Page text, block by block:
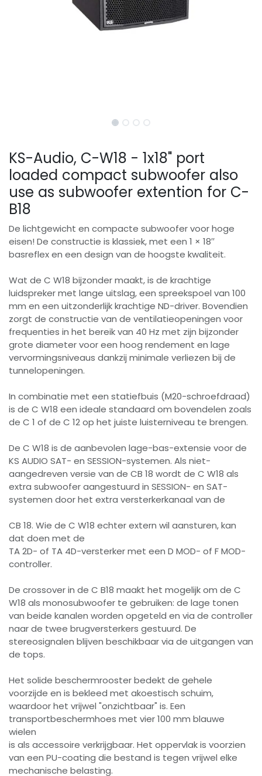
KS-Audio, C-W18 - 1x18" port
loaded compact subwoofer also
use as subwoofer extention for C-
B18
De lichtgewicht en compacte subwoofer voor hoge
eisen! De constructie is klassiek, met een 1 × 18′′
basreflex en een design van de hoogste kwaliteit.
Wat de C W18 bijzonder maakt, is de krachtige
luidspreker met lange uitslag, een spreekspoel van 100
mm en een uitzonderlijk krachtige ND-driver. Bovendien
zorgt de constructie van de ventilatieopeningen voor
frequenties in het bereik van 40 Hz met zijn bijzonder
grote diameter voor een hoog rendement en lage
vervormingsniveaus dankzij minimale verliezen bij de
tunnelopeningen.
In combinatie met een statiefbuis (M20-schroefdraad)
is de C W18 een ideale standaard om bovendelen zoals
de C 1 of de C 12 op het juiste luisterniveau te brengen.
De C W18 is de aanbevolen lage-bas-extensie voor de
KS AUDIO SAT- en SESSION-systemen. Als niet-
aangedreven versie van de CB 18 wordt de C W18 als
extra subwoofer aangestuurd in SESSION- en SAT-
systemen door het extra versterkerkanaal van de
CB 18. Wie de C W18 echter extern wil aansturen, kan
dat doen met de
TA 2D- of TA 4D-versterker met een D MOD- of F MOD-
controller.
De crossover in de C B18 maakt het mogelijk om de C
W18 als monosubwoofer te gebruiken: de lage tonen
van beide kanalen worden opgeteld en via de controller
naar de twee brugversterkers gestuurd. De
stereosignalen blijven beschikbaar via de uitgangen van
de tops.
Het solide beschermrooster bedekt de gehele
voorzijde en is bekleed met akoestisch schuim,
waardoor het vrijwel "onzichtbaar" is. Een
transportbeschermhoes met vier 100 mm blauwe
wielen
is als accessoire verkrijgbaar. Het oppervlak is voorzien
van een PU-coating die bestand is tegen vrijwel elke
mechanische belasting.